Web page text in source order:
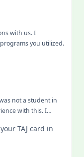
with us. I
you utilized.
not a student in
with this. I…
TAJ card in